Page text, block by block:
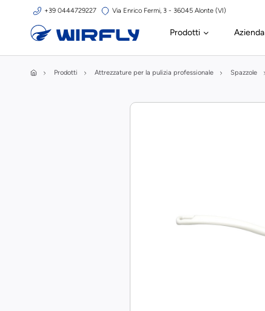
+39 0444729227 Via Enrico Fermi, 3 - 36045 Alonte (VI)
Prodotti Azienda
Prodotti Attrezzature per la pulizia professionale Spazzole